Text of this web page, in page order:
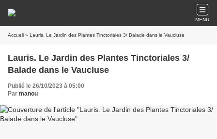
MENU
Accueil » Lauris. Le Jardin des Plantes Tinctoriales 3/ Balade dans le Vaucluse
Lauris. Le Jardin des Plantes Tinctoriales 3/
Balade dans le Vaucluse
Publié le 26/10/2023 à 05:00
Par manou